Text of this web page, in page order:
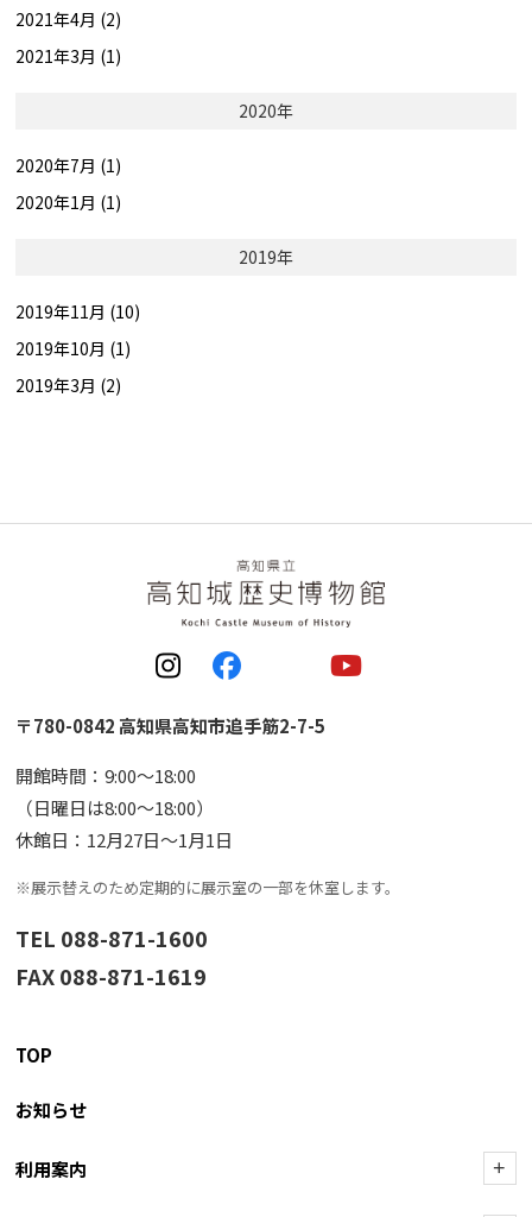
2021年4月 (2)
2021年3月 (1)
2020年
2020年7月 (1)
2020年1月 (1)
2019年
2019年11月 (10)
2019年10月 (1)
2019年3月 (2)
〒780-0842 高知県高知市追手筋2-7-5
開館時間：9:00〜18:00
（日曜日は8:00〜18:00）
休館日：12月27日〜1月1日
※展示替えのため定期的に展示室の一部を休室します。
TEL 088-871-1600
FAX 088-871-1619
TOP
お知らせ
利用案内 +